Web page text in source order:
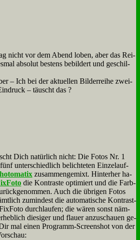
nicht vor dem Abend lo­ben, aber das Rei­
ab­so­lut be­stens be­bil­dert und ge­schil­
– Ich bei der ak­tu­el­len Bil­der­rei­he zwei­
– täuscht das ?
Dich na­tür­lich nicht: Die Fo­tos Nr. 1
un­ter­schied­lich be­lich­te­ten Ein­zel­auf­
zu­sam­men­ge­mixt. Hin­ter­her ha­
die Kon­tra­ste op­ti­miert und die Farb­
Auch die üb­ri­gen Fo­tos
zu­min­dest die au­to­ma­ti­sche Kon­trast­
durch­lau­fen; die wä­ren sonst näm­
die­si­ger und flau­er an­zu­schau­en ge­
mal ei­nen Pro­gramm-Screen­shot von der